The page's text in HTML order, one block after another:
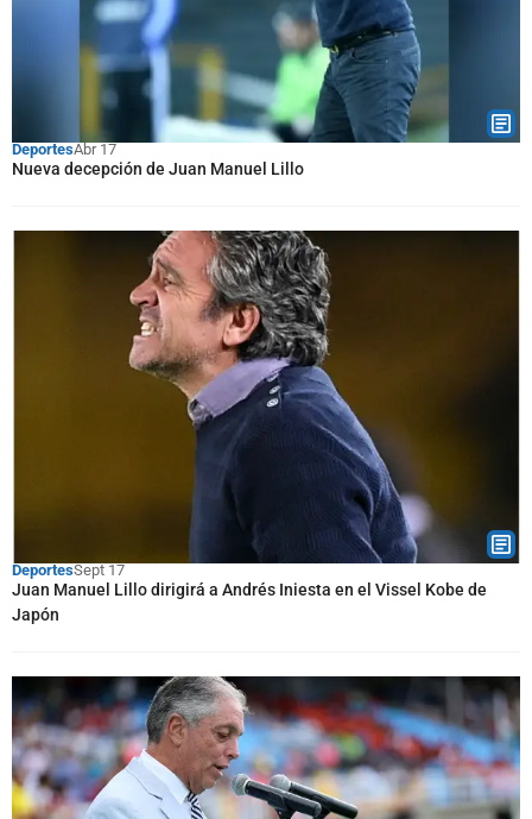
DeportesAbr 17
Nueva decepción de Juan Manuel Lillo
DeportesSept 17
Juan Manuel Lillo dirigirá a Andrés Iniesta en el Vissel Kobe de
Japón